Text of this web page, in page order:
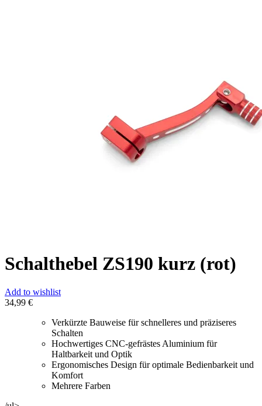
Schalthebel ZS190 kurz (rot)
Add to wishlist
34,99 €
Verkürzte Bauweise für schnelleres und präziseres
Schalten
Hochwertiges CNC-gefrästes Aluminium für
Haltbarkeit und Optik
Ergonomisches Design für optimale Bedienbarkeit und
Komfort
Mehrere Farben